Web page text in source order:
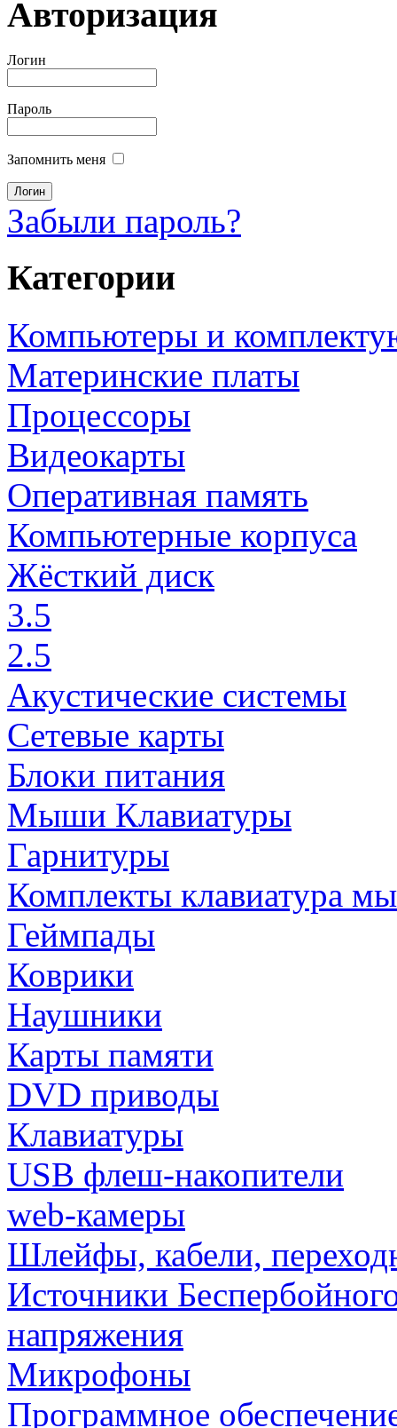
Авторизация
Логин
Пароль
Запомнить меня
Забыли пароль?
Категории
Компьютеры и
Материнские платы
Процессоры
Видеокарты
Оперативная память
Компьютерные корпуса
Жёсткий диск
3.5
2.5
Акустические системы
Сетевые карты
Блоки питания
Мыши Клавиатуры
Гарнитуры
Комплекты клавиатура
Геймпады
Коврики
Наушники
Карты памяти
DVD приводы
Клавиатуры
USB флеш-накопители
web-камеры
Шлейфы, кабели,
Источники
напряжения
Микрофоны
Программное